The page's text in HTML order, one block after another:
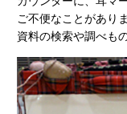
ご不便なことがあり
資料の検索や調べも